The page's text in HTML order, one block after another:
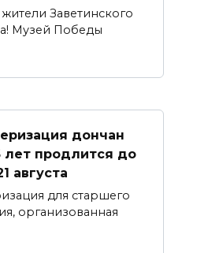
Заветинского
Музей Победы
дончан
лет продлится до
августа
для старшего
организованная